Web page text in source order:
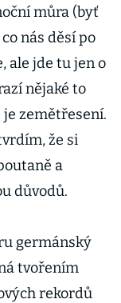
můra (byť
nás děsí po
ale jde tu jen o
nějaké to
zemětřesení.
že si
a
důvodů.
germánský
tvořením
rekordů